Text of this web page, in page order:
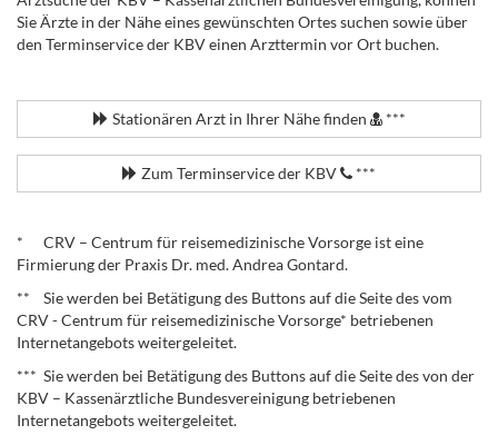
Sie Ärzte in der Nähe eines gewünschten Ortes suchen sowie über
den Terminservice der KBV einen Arzttermin vor Ort buchen.
Stationären Arzt in Ihrer Nähe finden ***
Zum Terminservice der KBV ***
* CRV – Centrum für reisemedizinische Vorsorge ist eine
Firmierung der Praxis Dr. med. Andrea Gontard.
** Sie werden bei Betätigung des Buttons auf die Seite des vom
CRV - Centrum für reisemedizinische Vorsorge* betriebenen
Internetangebots weitergeleitet.
*** Sie werden bei Betätigung des Buttons auf die Seite des von der
KBV – Kassenärztliche Bundesvereinigung betriebenen
Internetangebots weitergeleitet.